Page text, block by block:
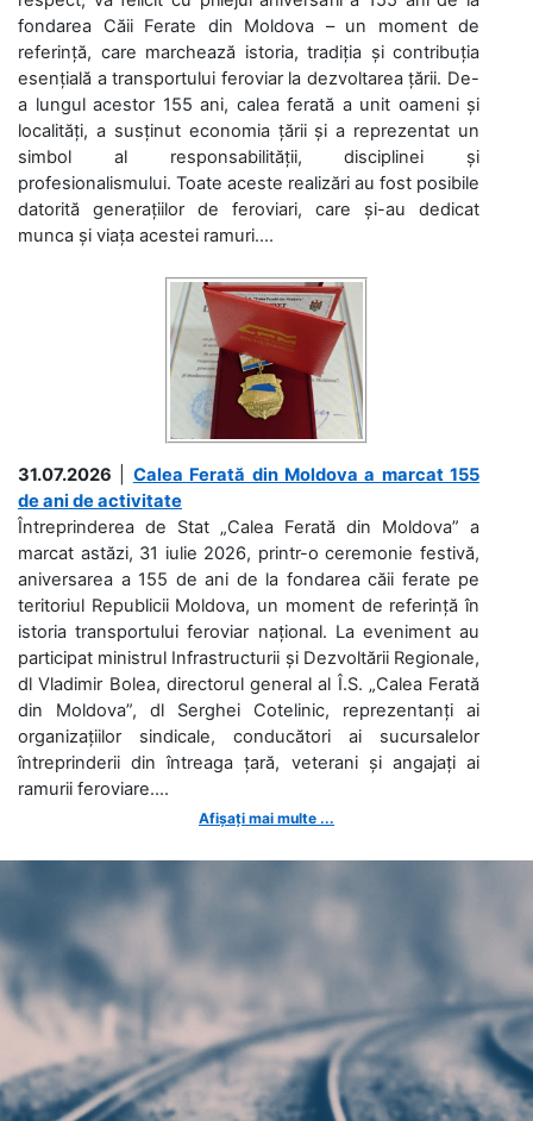
fondarea Căii Ferate din Moldova – un moment de
referință, care marchează istoria, tradiția și contribuția
esențială a transportului feroviar la dezvoltarea țării. De-
a lungul acestor 155 ani, calea ferată a unit oameni și
localități, a susținut economia țării și a reprezentat un
simbol al responsabilității, disciplinei și
profesionalismului. Toate aceste realizări au fost posibile
datorită generațiilor de feroviari, care și-au dedicat
munca și viața acestei ramuri....
31.07.2026
Calea Ferată din Moldova a marcat 155
de ani de activitate
Întreprinderea de Stat „Calea Ferată din Moldova” a
marcat astăzi, 31 iulie 2026, printr-o ceremonie festivă,
aniversarea a 155 de ani de la fondarea căii ferate pe
teritoriul Republicii Moldova, un moment de referință în
istoria transportului feroviar național. La eveniment au
participat ministrul Infrastructurii și Dezvoltării Regionale,
dl Vladimir Bolea, directorul general al Î.S. „Calea Ferată
din Moldova”, dl Serghei Cotelinic, reprezentanți ai
organizațiilor sindicale, conducători ai sucursalelor
întreprinderii din întreaga țară, veterani și angajați ai
ramurii feroviare....
Afișați mai multe ...